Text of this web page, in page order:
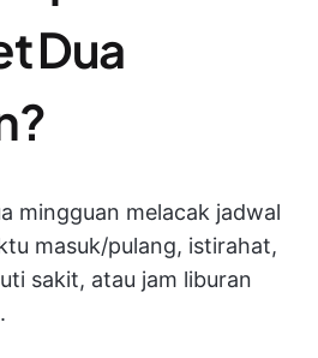
Dua
mingguan melacak jadwal
masuk/pulang, istirahat,
sakit, atau jam liburan